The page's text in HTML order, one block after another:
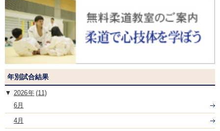
年別試合結果
2026
(11)
6月
4月